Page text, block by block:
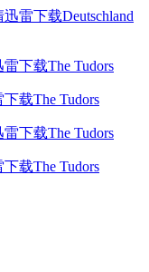
雷下载Deutschland
载The Tudors
载The Tudors